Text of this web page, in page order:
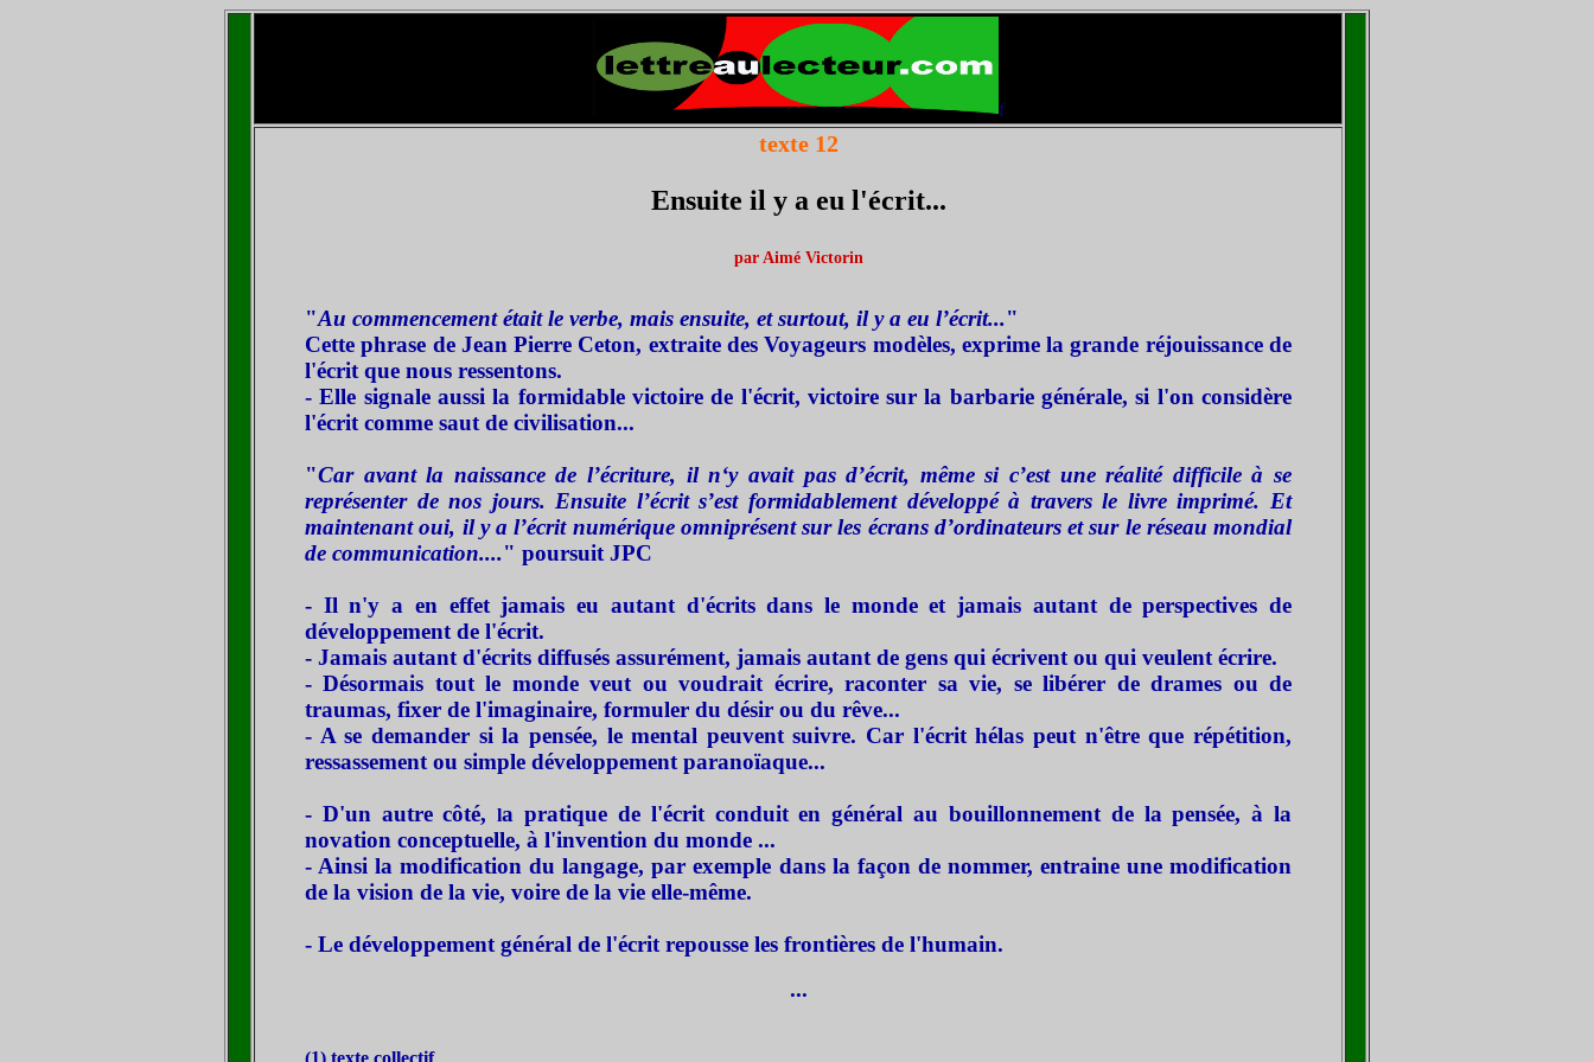
f
texte 12
Ensuite il y a eu l'écrit...
par Aimé Victorin
"Au commencement était le verbe, mais ensuite, et surtout, il y a eu l’écrit..."
Cette phrase de Jean Pierre Ceton, extraite des Voyageurs modèles, exprime la grande réjouissance de
l'écrit que nous ressentons.
- Elle signale aussi la formidable victoire de l'écrit, victoire sur la barbarie générale, si l'on considère
l'écrit comme saut de civilisation...
"Car avant la naissance de l’écriture, il n‘y avait pas d’écrit, même si c’est une réalité difficile à se
représenter de nos jours. Ensuite l’écrit s’est formidablement développé à travers le livre imprimé. Et
maintenant oui, il y a l’écrit numérique omniprésent sur les écrans d’ordinateurs et sur le réseau mondial
de communication...." poursuit JPC
- Il n'y a en effet jamais eu autant d'écrits dans le monde et jamais autant de perspectives de
développement de l'écrit.
- Jamais autant d'écrits diffusés assurément, jamais autant de gens qui écrivent ou qui veulent écrire.
- Désormais tout le monde veut ou voudrait écrire, raconter sa vie, se libérer de drames ou de
traumas, fixer de l'imaginaire, formuler du désir ou du rêve...
- A se demander si la pensée, le mental peuvent suivre. Car l'écrit hélas peut n'être que répétition,
ressassement ou simple développement paranoïaque...
- D'un autre côté,la pratique de l'écrit conduit en général au bouillonnement de la pensée, à la
novation conceptuelle, à l'invention du monde ...
- Ainsi la modification du langage, par exemple dans la façon de nommer, entraine une modification
de la vision de la vie, voire de la vie elle-même.
- Le développement général de l'écrit repousse les frontières de l'humain.
...
(1) texte collectif